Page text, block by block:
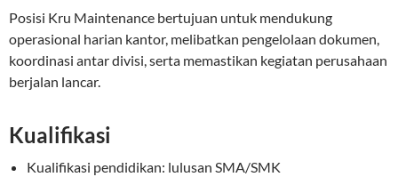
Posisi Kru Maintenance bertujuan untuk mendukung
operasional harian kantor, melibatkan pengelolaan dokumen,
koordinasi antar divisi, serta memastikan kegiatan perusahaan
berjalan lancar.
Kualifikasi
Kualifikasi pendidikan: lulusan SMA/SMK